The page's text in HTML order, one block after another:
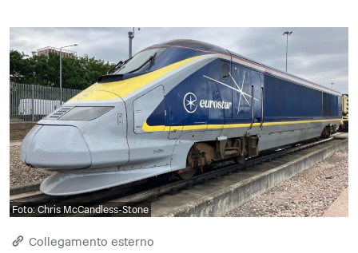
Foto: Chris McCandless-Stone
Collegamento esterno